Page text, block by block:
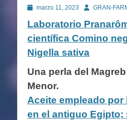
Publicado
marzo 11, 2023 AutorGRAN-
Laboratorio
científica Comino
Nigella sativa
Una perla del
Menor.
Aceite empleado por
en el antiguo Egipto;